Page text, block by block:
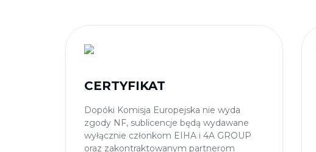
CERTYFIKAT
Dopóki Komisja Europejska nie wyda
zgody NF, sublicencje będą wydawane
wyłącznie członkom EIHA i 4A GROUP
oraz zakontraktowanym partnerom